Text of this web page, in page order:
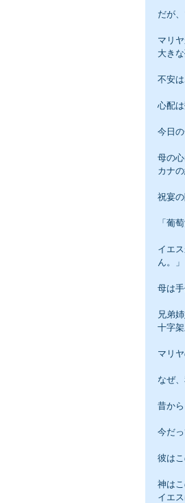
だが
マリ
大き
不安
心配
今日
母の
カナ
祝宴
「葡
イエ
ん。」
母は
兄弟
十字
マリ
なぜ
昔から
今だっ
彼は
神は
イエ